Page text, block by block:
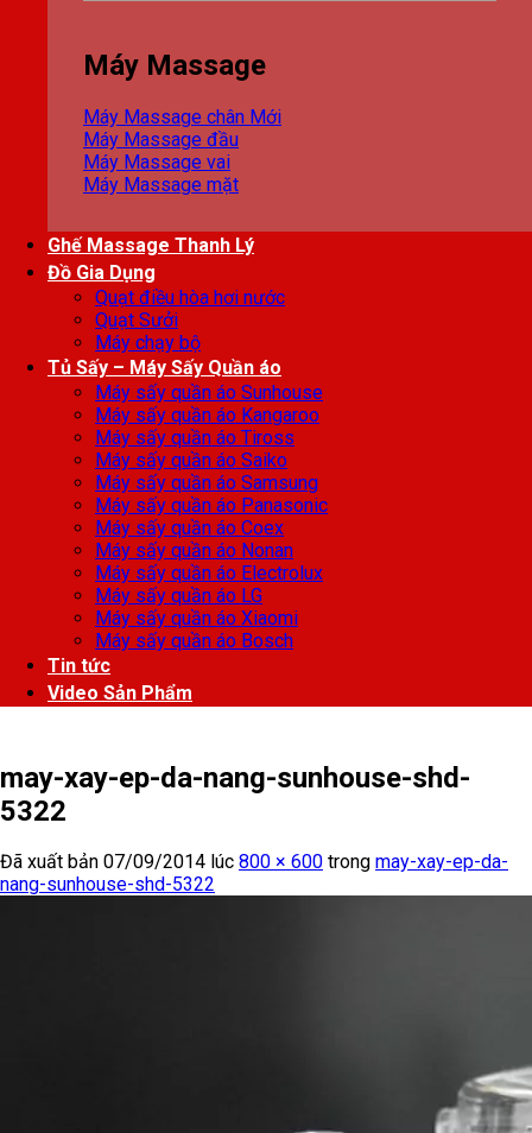
Máy Massage
Máy Massage chân
Máy Massage đầu
Máy Massage vai
Máy Massage mặt
Ghế Massage Thanh Lý
Đồ Gia Dụng
Quạt điều hòa hơi nước
Quạt Sưởi
Máy chạy bộ
Tủ Sấy – Máy Sấy Quần áo
Máy sấy quần áo Sunhouse
Máy sấy quần áo Kangaroo
Máy sấy quần áo Tiross
Máy sấy quần áo Saiko
Máy sấy quần áo Samsung
Máy sấy quần áo Panasonic
Máy sấy quần áo Coex
Máy sấy quần áo Nonan
Máy sấy quần áo Electrolux
Máy sấy quần áo LG
Máy sấy quần áo Xiaomi
Máy sấy quần áo Bosch
Tin tức
Video Sản Phẩm
may-xay-ep-da-nang-sunhouse-shd-
5322
Đã xuất bản 07/09/2014 lúc 800 × 600 trong may-xay-ep-da-
nang-sunhouse-shd-5322